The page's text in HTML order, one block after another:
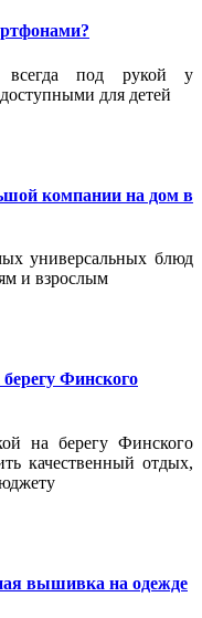
всегда под рукой у
для детей
компании на дом в
универсальных блюд
и взрослым
Финского
на берегу Финского
качественный отдых,
вышивка на одежде